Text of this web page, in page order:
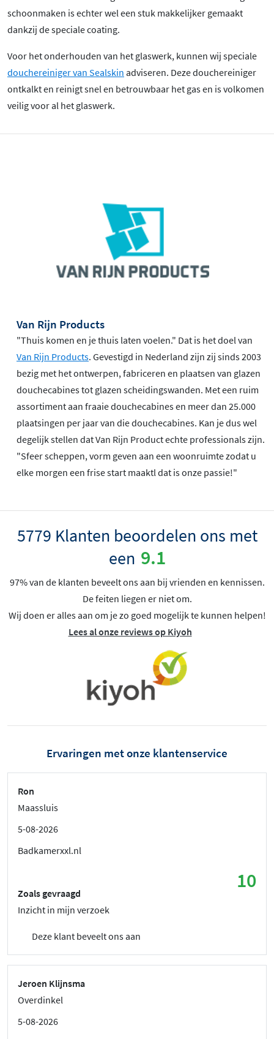
schoonmaken is echter wel een stuk makkelijker gemaakt
dankzij de speciale coating.
Voor het onderhouden van het glaswerk, kunnen wij speciale
douchereiniger van Sealskin adviseren. Deze douchereiniger
ontkalkt en reinigt snel en betrouwbaar het gas en is volkomen
veilig voor al het glaswerk.
Van Rijn Products
"Thuis komen en je thuis laten voelen." Dat is het doel van
Van Rijn Products. Gevestigd in Nederland zijn zij sinds 2003
bezig met het ontwerpen, fabriceren en plaatsen van glazen
douchecabines tot glazen scheidingswanden. Met een ruim
assortiment aan fraaie douchecabines en meer dan 25.000
plaatsingen per jaar van die douchecabines. Kan je dus wel
degelijk stellen dat Van Rijn Product echte professionals zijn.
"Sfeer scheppen, vorm geven aan een woonruimte zodat u
elke morgen een frise start maaktl dat is onze passie!"
5779 Klanten beoordelen ons met
een 9.1
97% van de klanten beveelt ons aan bij vrienden en kennissen.
De feiten liegen er niet om.
Wij doen er alles aan om je zo goed mogelijk te kunnen helpen!
Lees al onze reviews op Kiyoh
Ervaringen met onze klantenservice
Ron
Maassluis
5-08-2026
Badkamerxxl.nl
10
Zoals gevraagd
Inzicht in mijn verzoek
Deze klant beveelt ons aan
Jeroen Klijnsma
Overdinkel
5-08-2026